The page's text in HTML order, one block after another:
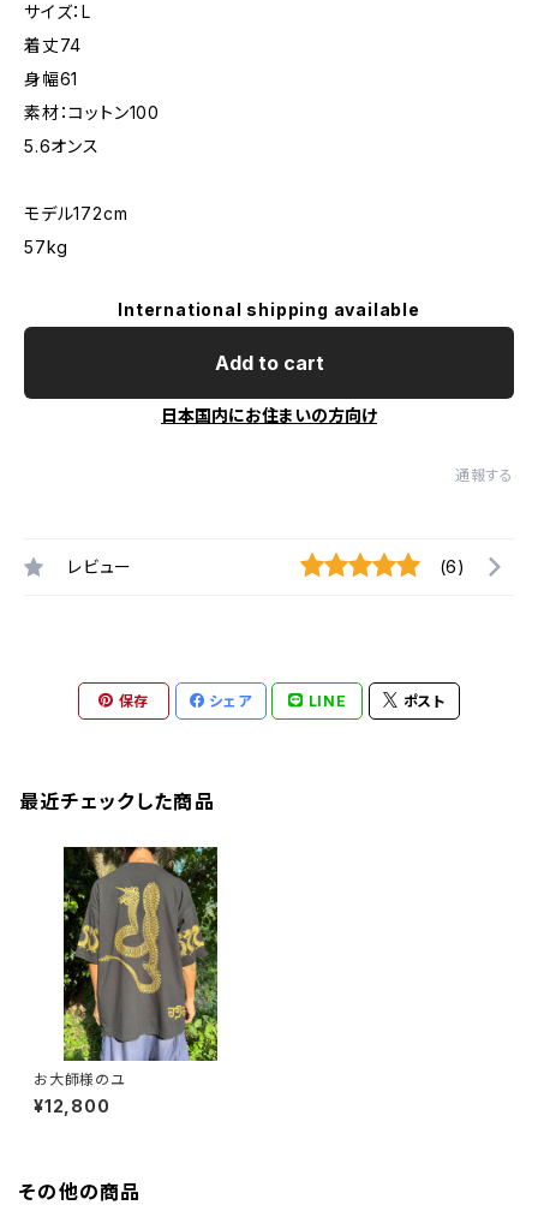
サイズ：L
着丈74
身幅61
素材：コットン100
5.6オンス
モデル172cm
57kg
International shipping available
Add to cart
日本国内にお住まいの方向け
通報する
レビュー (6)
保存 シェア LINE ポスト
最近チェックした商品
お大師様のユ
¥12,800
その他の商品